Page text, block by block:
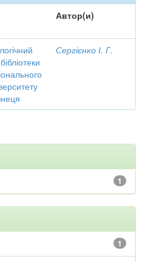
Автор(и)
Сергієнко І. Г.
1
1